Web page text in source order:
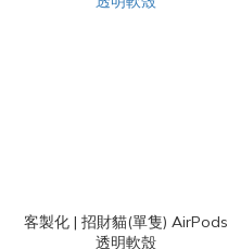
客製化 | 招財貓(單隻) AirPods
透明軟殼